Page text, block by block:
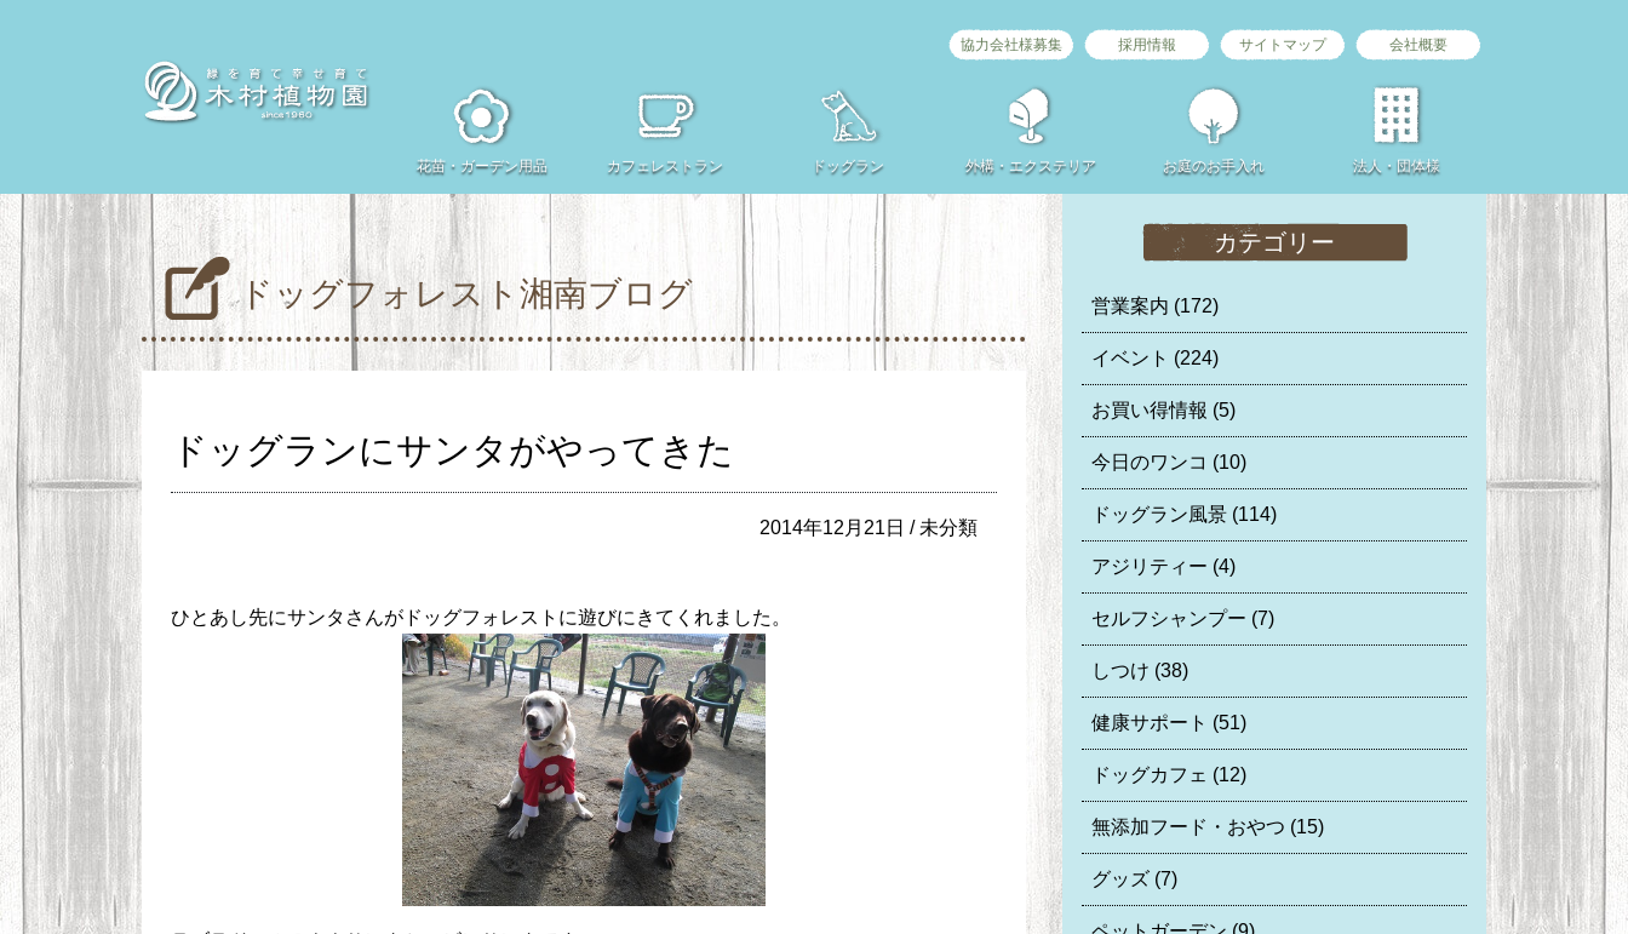
花苗・ ガーデン用品 カフェレストラン ドッグラン 外構・ エクステリア お庭のお手入れ 法人・団体様
協力会社様募集 採用情報 サイトマップ 会社概要
ドッグフォレスト湘南ブログ
ドッグランにサンタがやってきた
2014年12月21日 / 未分類
ひとあし先にサンタさんがドッグフォレストに遊びにきてくれました。
カテゴリー
営業案内 (172)
イベント (224)
お買い得情報 (5)
今日のワンコ (10)
ドッグラン風景 (114)
アジリティー (4)
セルフシャンプー (7)
しつけ (38)
健康サポート (51)
ドッグカフェ (12)
無添加フード・おやつ (15)
グッズ (7)